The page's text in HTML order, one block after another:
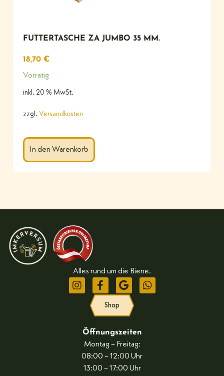
FUTTERTASCHE ZA JUMBO 35 MM.
18,70 €
Vorrätig
inkl. 20 % MwSt.
zzgl. Versandkosten
In den Warenkorb
Alles rund um die Biene.
Shop
Öffnungszeiten
Montag – Freitag:
08:00 – 12:00 Uhr
13:00 – 17:00 Uhr